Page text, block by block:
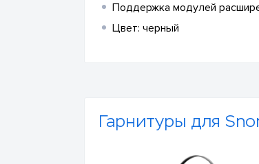
Поддержка модулей
Цвет: черный
Гарнитуры для